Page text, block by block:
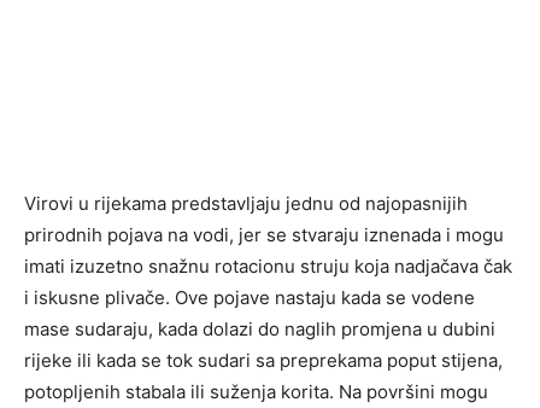
Virovi u rijekama predstavljaju jednu od najopasnijih
prirodnih pojava na vodi, jer se stvaraju iznenada i mogu
imati izuzetno snažnu rotacionu struju koja nadjačava čak
i iskusne plivače. Ove pojave nastaju kada se vodene
mase sudaraju, kada dolazi do naglih promjena u dubini
rijeke ili kada se tok sudari sa preprekama poput stijena,
potopljenih stabala ili suženja korita. Na površini mogu